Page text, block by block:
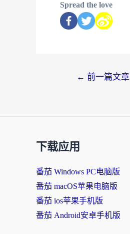
Spread the love
← 前一篇文章
下载应用
番茄 Windows PC电脑版
番茄 macOS苹果电脑版
番茄 ios苹果手机版
番茄 Android安卓手机版